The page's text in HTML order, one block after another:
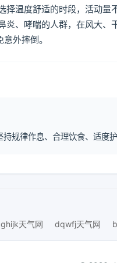
温度舒适的时段，活动量
炎、哮喘的人群，在风大
外摔倒。
律作息、合理饮食、适度护
天气网
dqwfj天气网